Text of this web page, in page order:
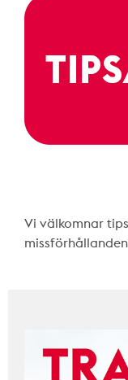
Vi välkomnar